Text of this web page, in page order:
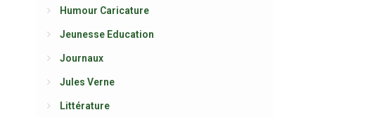
Humour Caricature
Jeunesse Education
Journaux
Jules Verne
Littérature